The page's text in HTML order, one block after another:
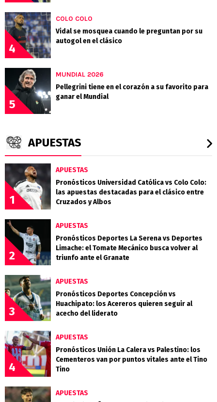
4
COLO COLO
Vidal se mosquea cuando le preguntan por su
autogol en el clásico
5
MUNDIAL 2026
Pellegrini tiene en el corazón a su favorito para
ganar el Mundial
APUESTAS
1
APUESTAS
Pronósticos Universidad Católica vs Colo Colo:
las apuestas destacadas para el clásico entre
Cruzados y Albos
2
APUESTAS
Pronósticos Deportes La Serena vs Deportes
Limache: el Tomate Mecánico busca volver al
triunfo ante el Granate
3
APUESTAS
Pronósticos Deportes Concepción vs
Huachipato: los Acereros quieren seguir al
acecho del liderato
4
APUESTAS
Pronósticos Unión La Calera vs Palestino: los
Cementeros van por puntos vitales ante el Tino
Tino
APUESTAS